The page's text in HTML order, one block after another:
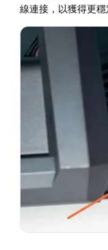
線連接，以獲得更穩